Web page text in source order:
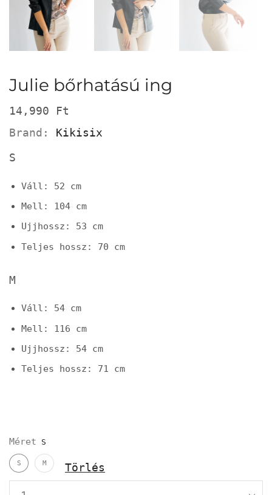
Julie bőrhatású ing
14,990 Ft
Brand: Kikisix
S
Váll: 52 cm
Mell: 104 cm
Ujjhossz: 53 cm
Teljes hossz: 70 cm
M
Váll: 54 cm
Mell: 116 cm
Ujjhossz: 54 cm
Teljes hossz: 71 cm
Méret
S M Törlés